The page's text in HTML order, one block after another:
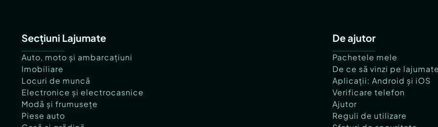
Secțiuni Lajumate
Auto, moto și ambarcațiuni
Imobiliare
Locuri de muncă
Electronice și electrocasnice
Modă și frumusețe
Piese auto
De ajutor
Pachetele mele
De ce să vinzi pe
Aplicații: Android și iOS
Verificare telefon
Ajutor
Reguli de utilizare